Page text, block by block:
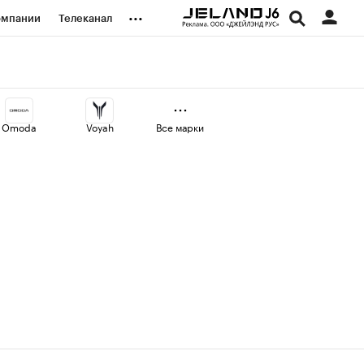
Телеканал ...
Omoda Voyah Все марки